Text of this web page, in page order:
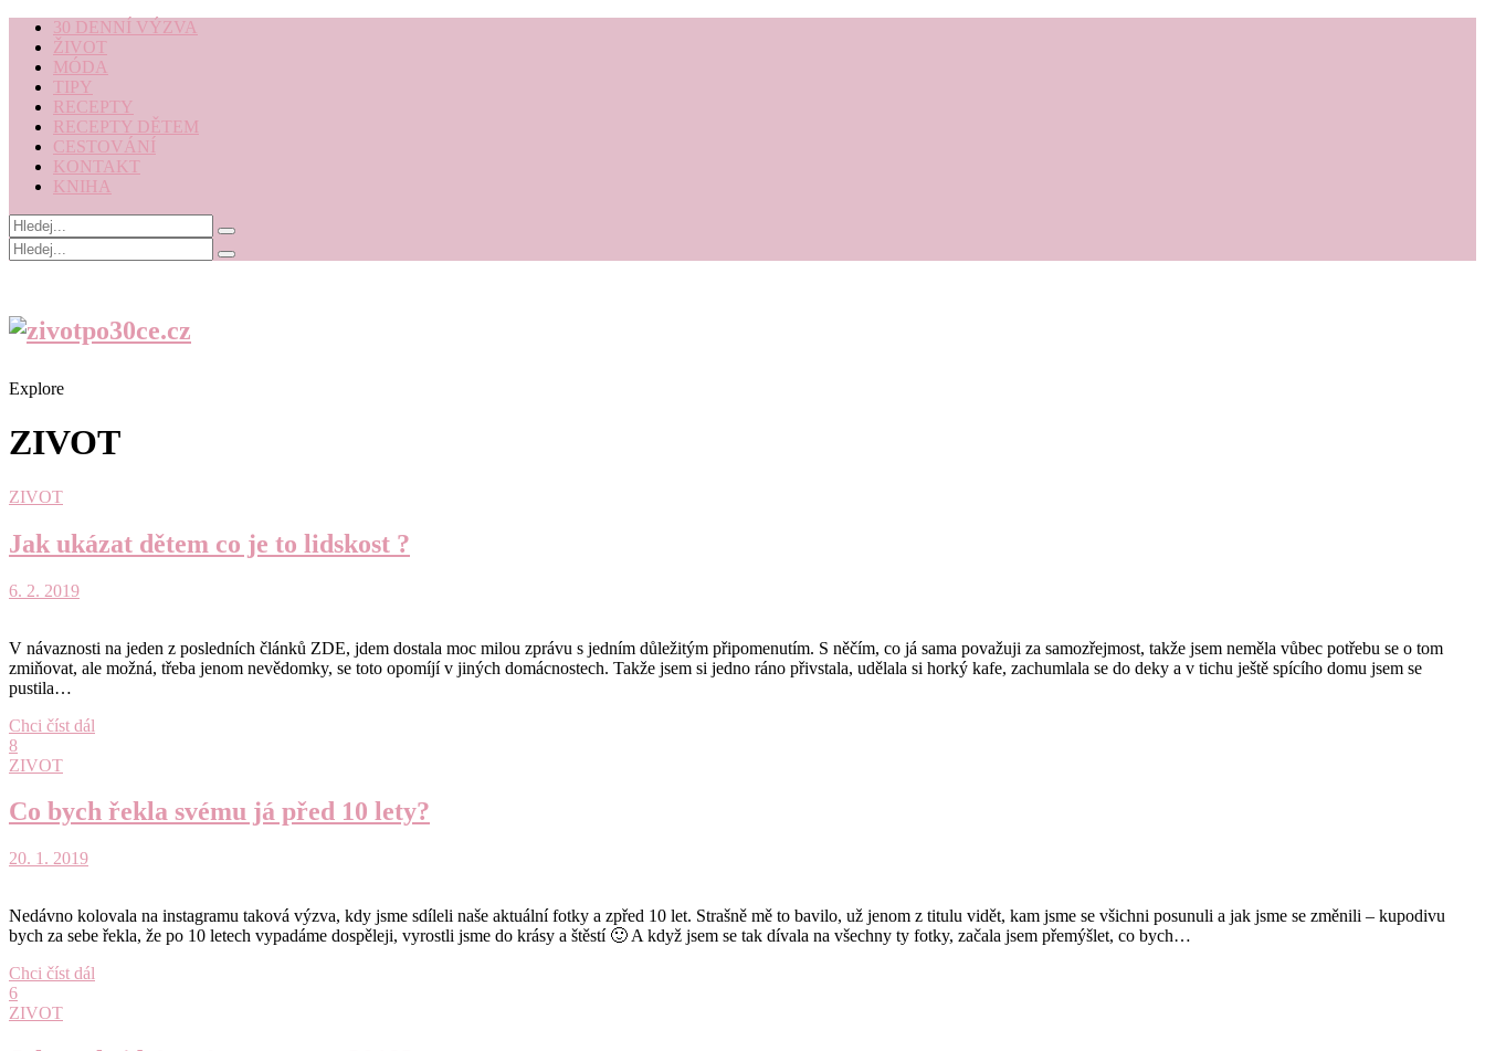
30 DENNÍ VÝZVA
ŽIVOT
MÓDA
TIPY
RECEPTY
RECEPTY DĚTEM
CESTOVÁNÍ
KONTAKT
KNIHA
Explore
ZIVOT
ZIVOT
Jak ukázat dětem co je to lidskost ?
6. 2. 2019
V návaznosti na jeden z posledních článků ZDE, jdem dostala moc milou zprávu s jedním důležitým připomenutím. S něčím, co já sama považuji za samozřejmost, takže jsem neměla vůbec potřebu se o tom
zmiňovat, ale možná, třeba jenom nevědomky, se toto opomíjí v jiných domácnostech. Takže jsem si jedno ráno přivstala, udělala si horký kafe, zachumlala se do deky a v tichu ještě spícího domu jsem se
pustila…
Chci číst dál
8
ZIVOT
Co bych řekla svému já před 10 lety?
20. 1. 2019
Nedávno kolovala na instagramu taková výzva, kdy jsme sdíleli naše aktuální fotky a zpřed 10 let. Strašně mě to bavilo, už jenom z titulu vidět, kam jsme se všichni posunuli a jak jsme se změnili – kupodivu
bych za sebe řekla, že po 10 letech vypadáme dospěleji, vyrostli jsme do krásy a štěstí 🙂 A když jsem se tak dívala na všechny ty fotky, začala jsem přemýšlet, co bych…
Chci číst dál
6
ZIVOT